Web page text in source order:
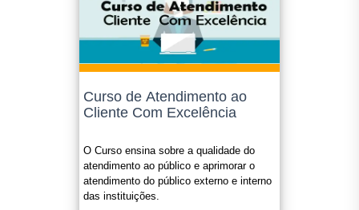
Curso de Atendimento ao
Cliente Com Excelência
O Curso ensina sobre a qualidade do
atendimento ao público e aprimorar o
atendimento do público externo e interno
das instituições.